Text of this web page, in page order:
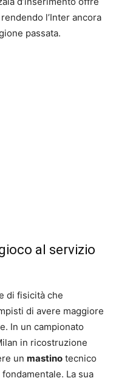
l’Inter ancora
passata.
al servizio
di fisicità che
di avere maggiore
In un campionato
in ricostruzione
un mastino tecnico
La sua